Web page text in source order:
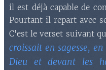
il est déjà capable de
Pourtant il repart avec
C'est le verset suivant
croissait en sagesse,
Dieu et devant les